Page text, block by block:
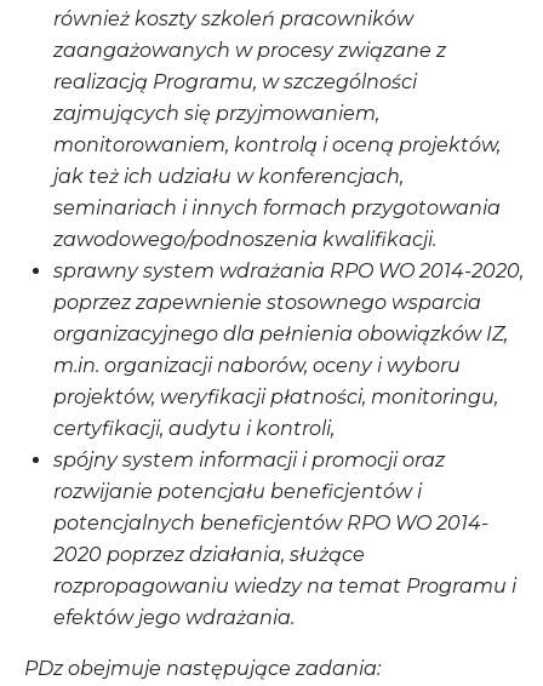
również koszty szkoleń pracowników
zaangażowanych w procesy związane z
realizacją Programu, w szczególności
zajmujących się przyjmowaniem,
monitorowaniem, kontrolą i oceną projektów,
jak też ich udziału w konferencjach,
seminariach i innych formach przygotowania
zawodowego/podnoszenia kwalifikacji.
sprawny system wdrażania RPO WO 2014-2020,
poprzez zapewnienie stosownego wsparcia
organizacyjnego dla pełnienia obowiązków IZ,
m.in. organizacji naborów, oceny i wyboru
projektów, weryfikacji płatności, monitoringu,
certyfikacji, audytu i kontroli,
spójny system informacji i promocji oraz
rozwijanie potencjału beneficjentów i
potencjalnych beneficjentów RPO WO 2014-
2020 poprzez działania, służące
rozpropagowaniu wiedzy na temat Programu i
efektów jego wdrażania.
PDz obejmuje następujące zadania: